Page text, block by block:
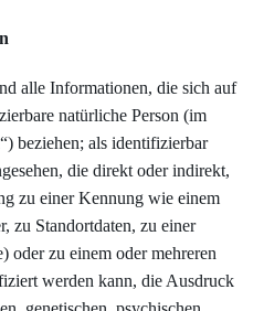
alle Informationen, die sich auf
natürliche Person (im
beziehen; als identifizierbar
die direkt oder indirekt,
zu einer Kennung wie einem
zu Standortdaten, zu einer
zu einem oder mehreren
werden kann, die Ausdruck